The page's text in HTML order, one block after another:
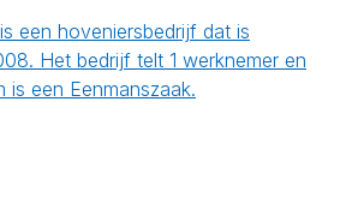
een hoveniersbedrijf dat is
Het bedrijf telt 1 werknemer en
is een Eenmanszaak.